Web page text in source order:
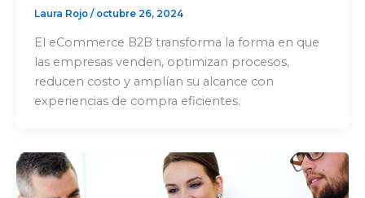
Laura Rojo / octubre 26, 2024
El eCommerce B2B transforma la forma en que
las empresas venden, optimizan procesos,
reducen costo y amplían su alcance con
experiencias de compra eficientes.